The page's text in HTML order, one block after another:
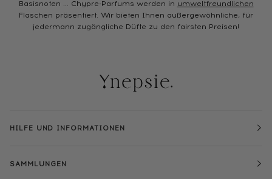
Basisnoten ... Chypre-Parfums werden in umweltfreundlichen
Flaschen präsentiert. Wir bieten Ihnen außergewöhnliche, für
jedermann zugängliche Düfte zu den fairsten Preisen!
HILFE UND INFORMATIONEN
SAMMLUNGEN